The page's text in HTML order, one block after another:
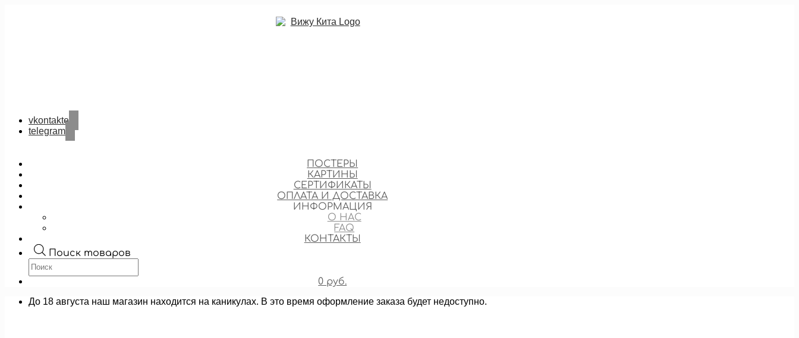
vkontakte
telegram
ПОСТЕРЫ
КАРТИНЫ
СЕРТИФИКАТЫ
ОПЛАТА И ДОСТАВКА
ИНФОРМАЦИЯ
О НАС
FAQ
КОНТАКТЫ
Поиск товаров
0 руб.
До 18 августа наш магазин находится на каникулах. В это время оформление заказа будет недоступно.